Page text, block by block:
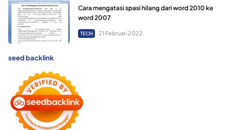
Cara mengatasi spasi hilang dari word 2010 ke
word 2007
TECH 21 Februari 2022
seed backlink